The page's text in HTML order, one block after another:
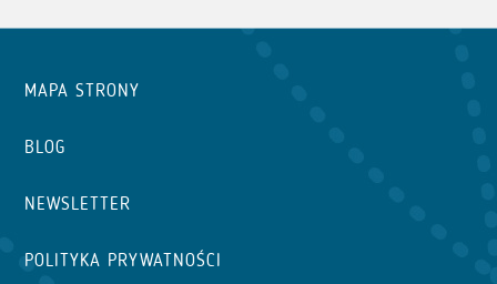
MAPA STRONY
BLOG
NEWSLETTER
POLITYKA PRYWATNOŚCI